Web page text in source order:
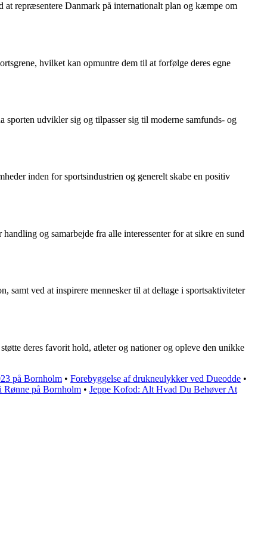
repræsentere Danmark på internationalt plan og kæmpe om
hvilket kan opmuntre dem til at forfølge deres egne
udvikler sig og tilpasser sig til moderne samfunds- og
inden for sportsindustrien og generelt skabe en positiv
og samarbejde fra alle interessenter for at sikre en sund
samt ved at inspirere mennesker til at deltage i sportsaktiviteter
deres favorit hold, atleter og nationer og opleve den unikke
på Bornholm • Forebyggelse af drukneulykker ved Dueodde •
på Bornholm • Jeppe Kofod: Alt Hvad Du Behøver At